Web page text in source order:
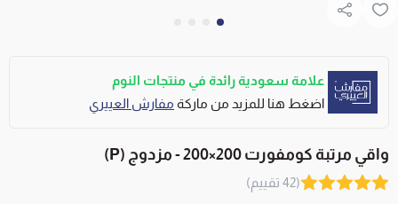
علامة سعودية رائدة في منتجات النوم
اضغط هنا للمزيد من ماركة مفارش العييري
واقي مرتبة كومفورت 200×200 - مزدوج (P)
(42 تقييم)